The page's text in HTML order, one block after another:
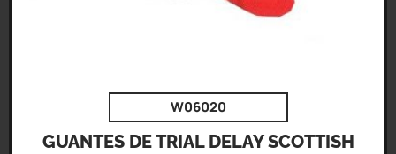
W06020
GUANTES DE TRIAL DELAY SCOTTISH